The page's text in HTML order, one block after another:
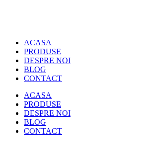
ACASA
PRODUSE
DESPRE NOI
BLOG
CONTACT
ACASA
PRODUSE
DESPRE NOI
BLOG
CONTACT